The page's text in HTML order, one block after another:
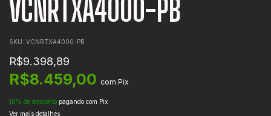
VCNRTXA4000-PB
SKU: VCNRTXA4000-PB
R$9.398,89
R$8.459,00 com Pix
10% de desconto pagando com Pix
Ver mais detalhes